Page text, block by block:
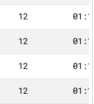
12
12
12
12